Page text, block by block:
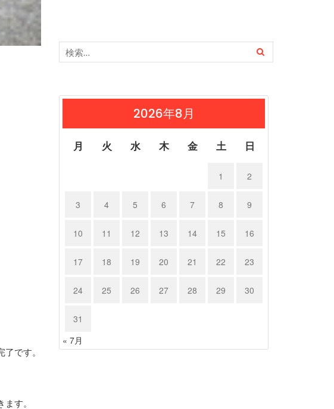
です。
す。
2026年8月
月 火 水 木 金 土 日
1 2
3 4 5 6 7 8 9
10 11 12 13 14 15 16
17 18 19 20 21 22 23
24 25 26 27 28 29 30
31
« 7月